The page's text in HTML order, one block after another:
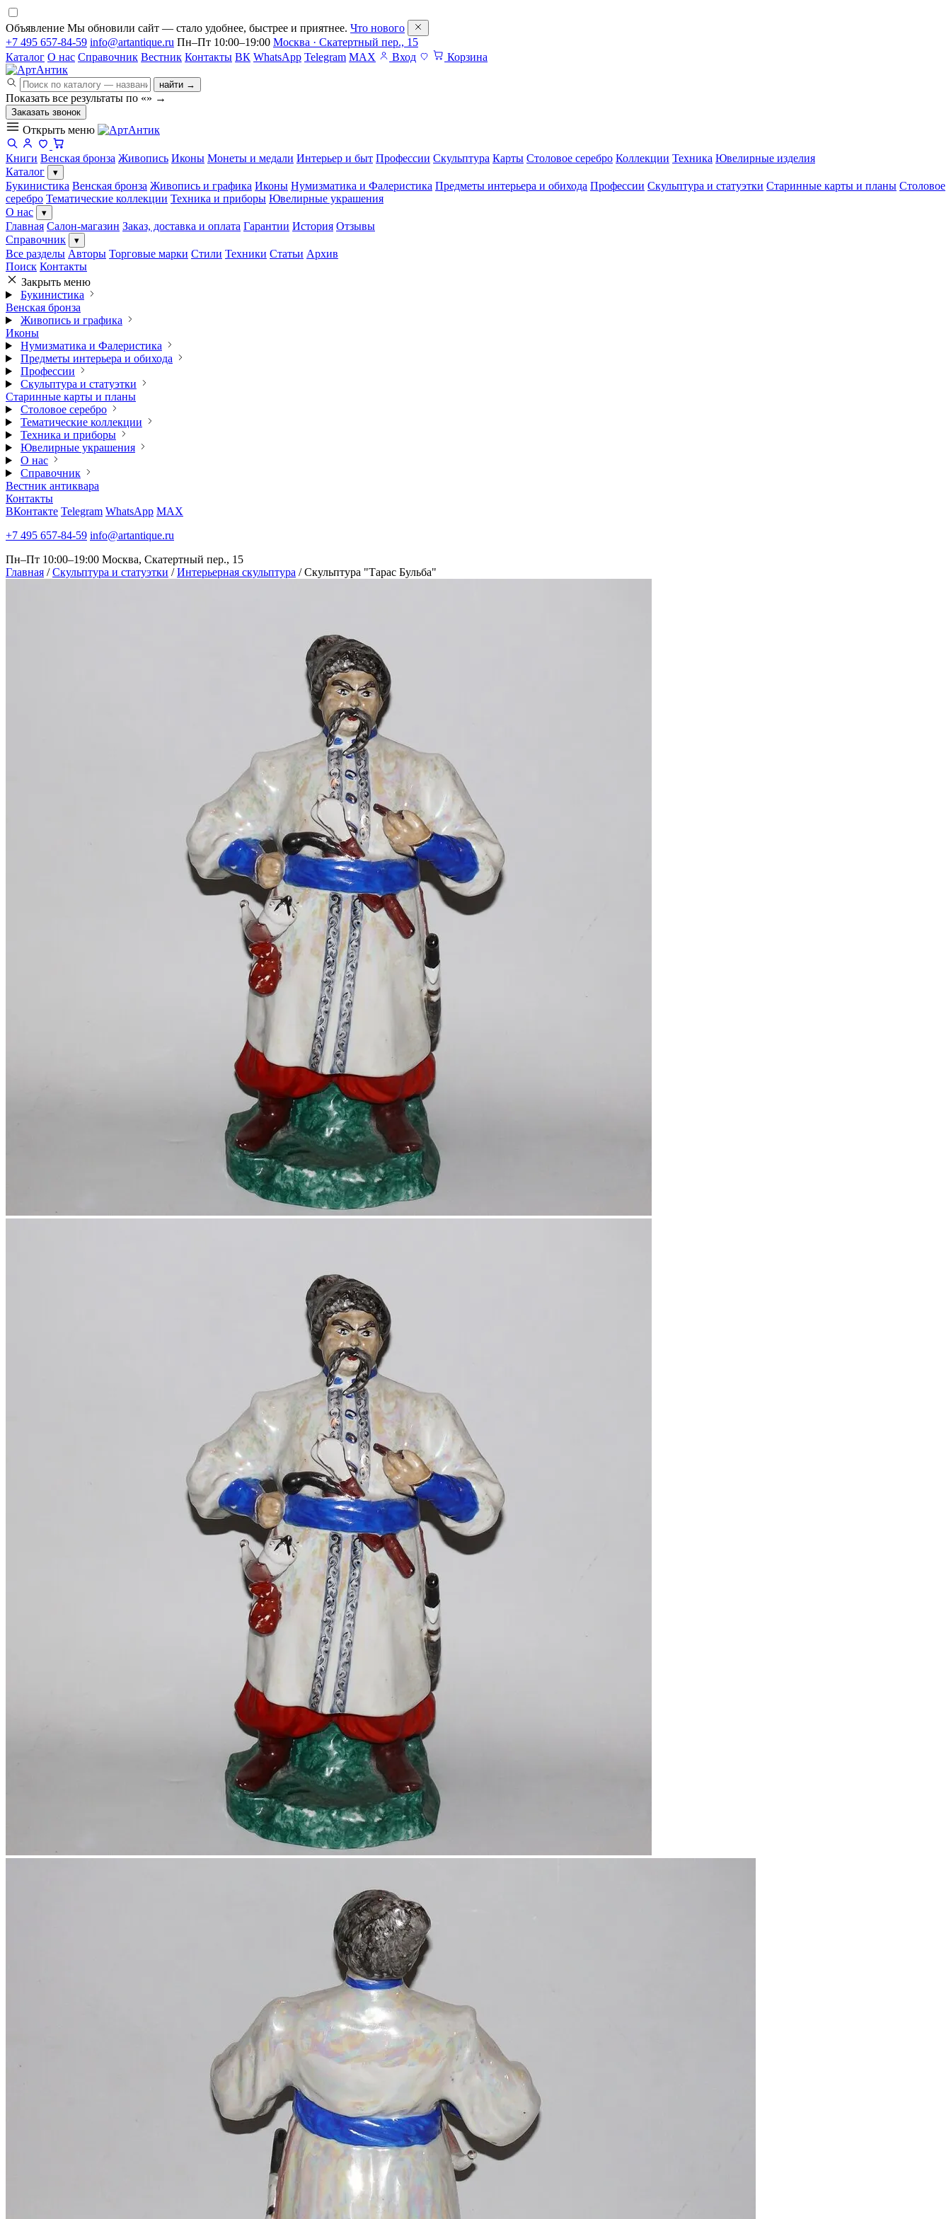
Объявление Мы обновили сайт — стало удобнее, быстрее и приятнее. Что нового
+7 495 657-84-59 info@artantique.ru Пн–Пт 10:00–19:00 Москва · Скатертный пер., 15
Каталог О нас Справочник Вестник Контакты ВК WhatsApp Telegram MAX Вход Корзина
найти →
Показать все результаты по «» →
Заказать звонок
Открыть меню
Книги Венская бронза Живопись Иконы Монеты и медали Интерьер и быт Профессии Скульптура Карты Столовое серебро Коллекции Техника Ювелирные изделия
Каталог
▾
Букинистика Венская бронза Живопись и графика Иконы Нумизматика и Фалеристика Предметы интерьера и обихода Профессии Скульптура и статуэтки Старинные карты и планы Столовое
серебро Тематические коллекции Техника и приборы Ювелирные украшения
О нас
▾
Главная Салон-магазин Заказ, доставка и оплата Гарантии История Отзывы
Справочник
▾
Все разделы Авторы Торговые марки Стили Техники Статьи Архив
Поиск Контакты
Закрыть меню
Букинистика
Венская бронза
Живопись и графика
Иконы
Нумизматика и Фалеристика
Предметы интерьера и обихода
Профессии
Скульптура и статуэтки
Старинные карты и планы
Столовое серебро
Тематические коллекции
Техника и приборы
Ювелирные украшения
О нас
Справочник
Вестник антиквара
Контакты
ВКонтакте Telegram WhatsApp MAX
+7 495 657-84-59 info@artantique.ru
Пн–Пт 10:00–19:00 Москва, Скатертный пер., 15
Главная / Скульптура и статуэтки / Интерьерная скульптура / Скульптура "Тарас Бульба"